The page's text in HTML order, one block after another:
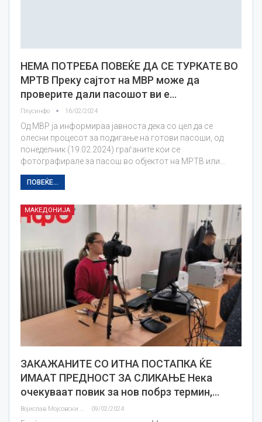
НЕМА ПОТРЕБА ПОВЕЌЕ ДА СЕ ТУРКАТЕ ВО
МРТВ Преку сајтот на МВР може да
проверите дали пасошот ви е…
Плусинфо 16/02/2024
Од МВР ја информираа јавноста дека со цел да се
олесни процесот за подигање на готови пасоши, од
понеделник (19.02.2024) граѓаните кои се
фотографирале за пасош во објектот на МРТВ или…
ПОВЕЌЕ...
МАКЕДОНИЈА
ЗАКАЖАНИТЕ СО ИТНА ПОСТАПКА ЌЕ
ИМААТ ПРЕДНОСТ ЗА СЛИКАЊЕ Нека
очекуваат повик за нов побрз термин,…
Војислав Мојсовски 09/02/2024